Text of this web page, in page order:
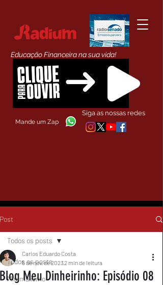
Educação Financeira na sua vida!
Siga as nossas redes
Mande um Zap
Post
Todos os posts
Minimalismo
Todos os posts
Blog Meu Dinheirinho: Episódio 08
Carlos Eduardo Costa
5 de nov. de 20232 min de leitura